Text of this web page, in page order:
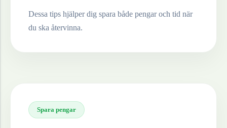
Dessa tips hjälper dig spara både pengar och tid när
du ska återvinna.
Spara pengar